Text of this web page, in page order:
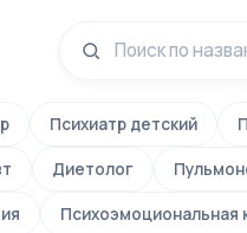
Психиатр детский
Диетолог
Психоэмоциональная